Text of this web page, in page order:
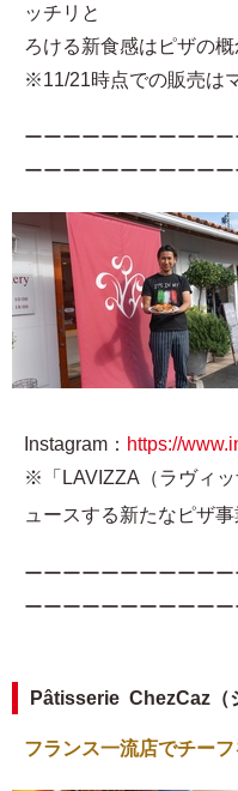
ッチリと
ろける新食感はピザの
※11/21時点での販売は
ーーーーーーーーーー
ーーーーーーーーーー
Instagram： https://
※「LAVIZZA（ラヴィ
ュースする新たなピザ事
ーーーーーーーーーー
ーーーーーーーーーー
Pâtisserie ChezCaz（
フランス一流店でチー